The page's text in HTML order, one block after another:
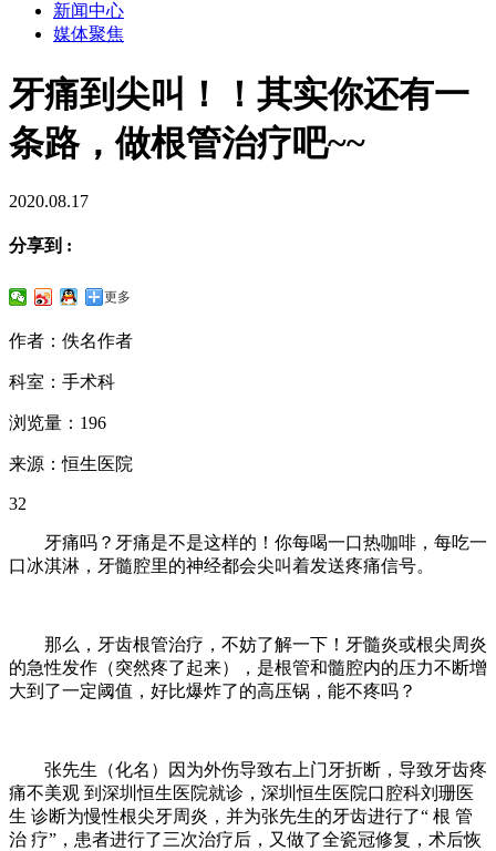
新闻中心
媒体聚焦
牙痛到尖叫！！其实你还有一
条路，做根管治疗吧~~
2020.08.17
分享到 :
更多
作者：佚名作者
科室：手术科
浏览量：196
来源：恒生医院
32
牙痛吗？牙痛是不是这样的！你每喝一口热咖啡，每吃一
口冰淇淋，牙髓腔里的神经都会尖叫着发送疼痛信号。
那么，牙齿根管治疗，不妨了解一下！牙髓炎或根尖周炎
的急性发作（突然疼了起来），是根管和髓腔内的压力不断增
大到了一定阈值，好比爆炸了的高压锅，能不疼吗？
张先生（化名）因为外伤导致右上门牙折断，导致牙齿疼
痛不美观 到深圳恒生医院就诊，深圳恒生医院口腔科刘珊医
生 诊断为慢性根尖牙周炎，并为张先生的牙齿进行了“ 根 管
治 疗”，患者进行了三次治疗后，又做了全瓷冠修复，术后恢